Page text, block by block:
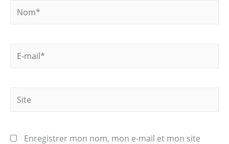
Nom*
Site
Enregistrer mon nom, mon e-mail et mon site